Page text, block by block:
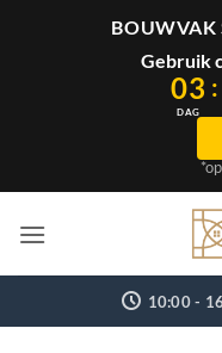
BOUWVAK
Gebruik
03
DAG
:
naar
10:00 -